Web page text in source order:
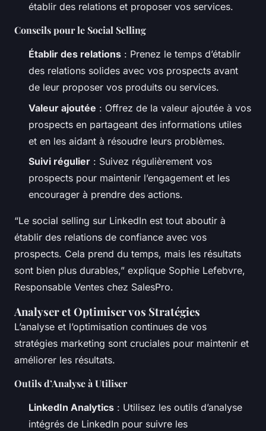
établir des relations et proposer vos services.
Conseils pour le Social Selling
Établir des relations : Prenez le temps d’établir
des relations solides avec vos prospects avant
de leur proposer vos produits ou services.
Valeur ajoutée : Offrez de la valeur ajoutée à vos
prospects en partageant des informations utiles
et en les aidant à résoudre leurs problèmes.
Suivi régulier : Suivez régulièrement vos
prospects pour maintenir l’engagement et les
encourager à prendre des actions.
“Le social selling sur LinkedIn est tout aboutir à
établir des relations de confiance avec vos
prospects. Cela prend du temps, mais les résultats
sont bien plus durables,” explique Sophie Lefebvre,
Responsable Ventes chez SalesPro.
Analyser et Optimiser vos Stratégies
L’analyse et l’optimisation continues de vos
stratégies marketing sont cruciales pour maintenir et
améliorer les résultats.
Outils d’Analyse à Utiliser
LinkedIn Analytics : Utilisez les outils d’analyse
intégrés de LinkedIn pour suivre les